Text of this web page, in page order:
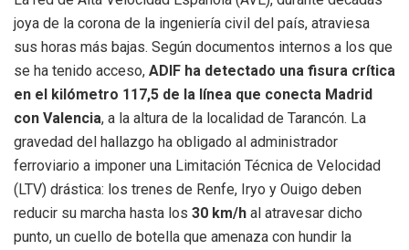
joya de la corona de la ingeniería civil del país, atraviesa
sus horas más bajas. Según documentos internos a los que
se ha tenido acceso, ADIF ha detectado una fisura crítica
en el kilómetro 117,5 de la línea que conecta Madrid
con Valencia, a la altura de la localidad de Tarancón. La
gravedad del hallazgo ha obligado al administrador
ferroviario a imponer una Limitación Técnica de Velocidad
(LTV) drástica: los trenes de Renfe, Iryo y Ouigo deben
reducir su marcha hasta los 30 km/h al atravesar dicho
punto, un cuello de botella que amenaza con hundir la